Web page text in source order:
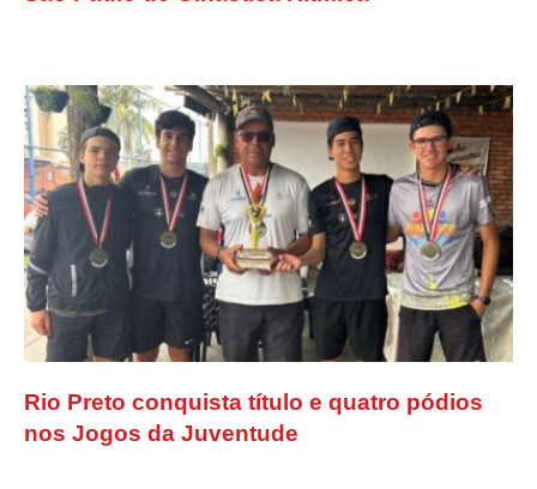
Rio Preto conquista título e quatro pódios
nos Jogos da Juventude